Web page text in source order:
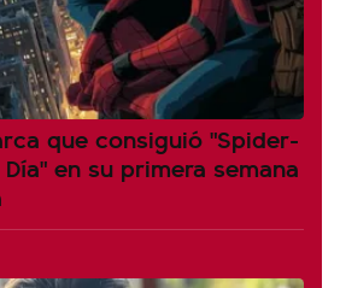
que consiguió "Spider-
en su primera semana